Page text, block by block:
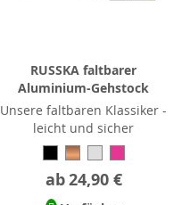
RUSSKA faltbarer
Aluminium-Gehstock
Unsere faltbaren Klassiker -
leicht und sicher
ab24,90 €